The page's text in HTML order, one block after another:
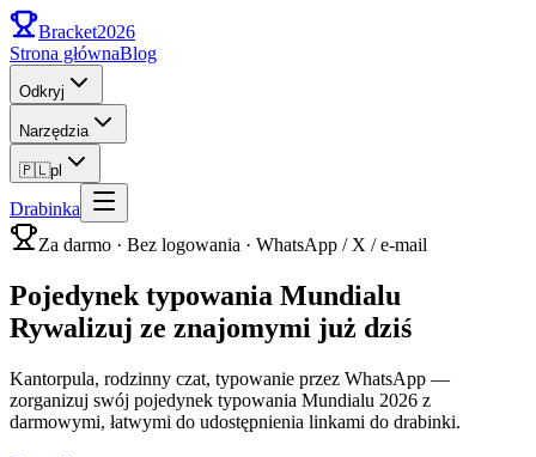
Bracket2026
Strona głównaBlog
Odkryj
Narzędzia
🇵🇱pl
Drabinka
Za darmo · Bez logowania · WhatsApp / X / e-mail
Pojedynek typowania Mundialu
Rywalizuj ze znajomymi już dziś
Kantorpula, rodzinny czat, typowanie przez WhatsApp —
zorganizuj swój pojedynek typowania Mundialu 2026 z
darmowymi, łatwymi do udostępnienia linkami do drabinki.